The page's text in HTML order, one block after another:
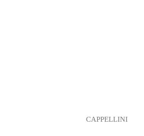
CAPPELLINI